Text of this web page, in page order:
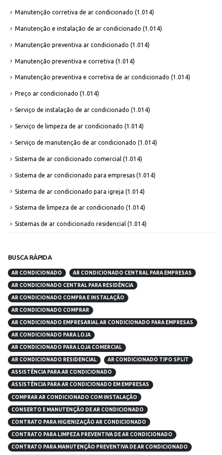
Manutenção corretiva de ar condicionado (1.014)
Manutenção e instalação de ar condicionado (1.014)
Manutenção preventiva ar condicionado (1.014)
Manutenção preventiva e corretiva (1.014)
Manutenção preventiva e corretiva de ar condicionado (1.014)
Preço ar condicionado (1.014)
Serviço de instalação de ar condicionado (1.014)
Serviço de limpeza de ar condicionado (1.014)
Serviço de manutenção de ar condicionado (1.014)
Sistema de ar condicionado comercial (1.014)
Sistema de ar condicionado para empresas (1.014)
Sistema de ar condicionado para igreja (1.014)
Sistema de limpeza de ar condicionado (1.014)
Sistemas de ar condicionado residencial (1.014)
BUSCA RÁPIDA
AR CONDICIONADO AR CONDICIONADO CENTRAL PARA EMPRESAS
AR CONDICIONADO CENTRAL PARA RESIDÊNCIA
AR CONDICIONADO COMPRA E INSTALAÇÃO
AR CONDICIONADO COMPRAR
AR CONDICIONADO EMPRESARIAL AR CONDICIONADO PARA EMPRESAS
AR CONDICIONADO PARA LOJA
AR CONDICIONADO PARA LOJA COMERCIAL
AR CONDICIONADO RESIDENCIAL AR CONDICIONADO TIPO SPLIT
ASSISTÊNCIA PARA AR CONDICIONADO
ASSISTÊNCIA PARA AR CONDICIONADO EM EMPRESAS
COMPRAR AR CONDICIONADO COM INSTALAÇÃO
CONSERTO E MANUTENÇÃO DE AR CONDICIONADO
CONTRATO PARA HIGIENIZAÇÃO AR CONDICIONADO
CONTRATO PARA LIMPEZA PREVENTIVA DE AR CONDICIONADO
CONTRATO PARA MANUTENÇÃO PREVENTIVA DE AR CONDICIONADO